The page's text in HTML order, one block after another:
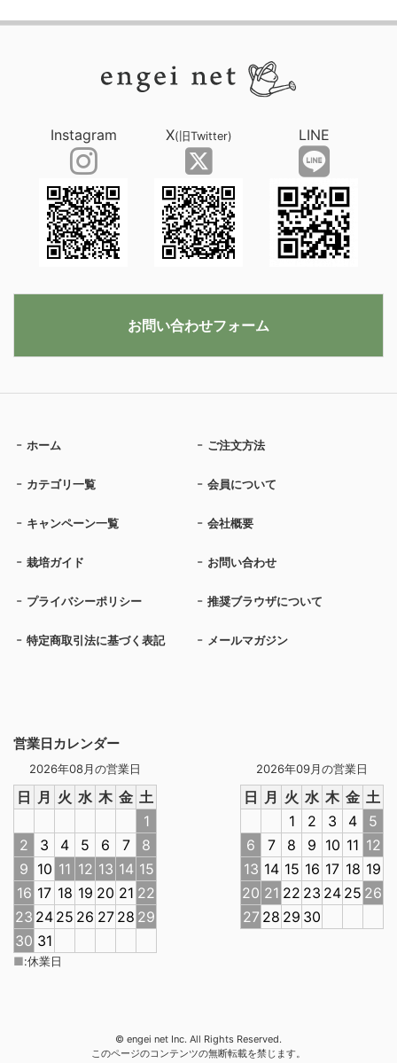
営業日カレンダー
2026年08月の営業日
日 月 火 水 木 金 土
1
2
3 4 5 6 7
8
9 10 11 12 13 14 15
16 17 18 19 20 21 22
23 24 25 26 27 28 29
30 31
2026年09月の営業日
日 月 火 水 木 金 土
1
2 3 4
5
6
7 8 9 10 11 12
13 14 15 16 17 18 19
20 21 22 23 24 25 26
27 28 29 30
■:休業日
ホーム ご注文方法
カテゴリ一覧 会員について
キャンペーン一覧 会社概要
栽培ガイド お問い合わせ
プライバシーポリシー 推奨ブラウザについて
特定商取引法に基づく表記 メールマガジン
Instagram X(旧Twitter) LINE
お問い合わせフォーム
© engei net Inc. All Rights Reserved.
このページのコンテンツの無断転載を禁じます。